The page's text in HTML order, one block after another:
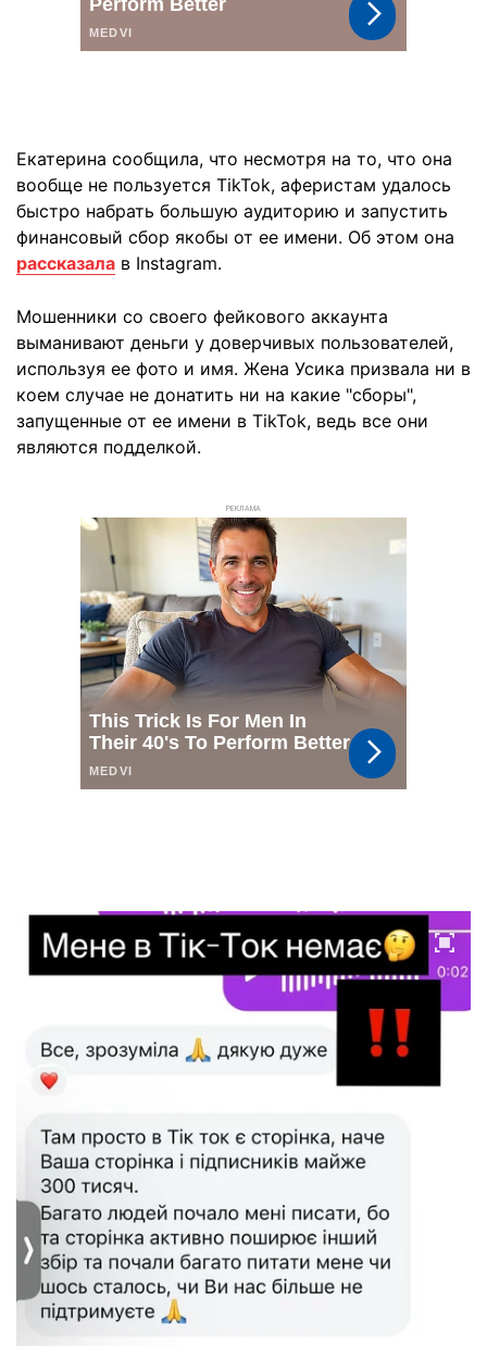
Екатерина сообщила, что несмотря на то, что она
вообще не пользуется TikTok, аферистам удалось
быстро набрать большую аудиторию и запустить
финансовый сбор якобы от ее имени. Об этом она
рассказала в Instagram.
Мошенники со своего фейкового аккаунта
выманивают деньги у доверчивых пользователей,
используя ее фото и имя. Жена Усика призвала ни в
коем случае не донатить ни на какие "сборы",
запущенные от ее имени в TikTok, ведь все они
являются подделкой.
РЕКЛАМА